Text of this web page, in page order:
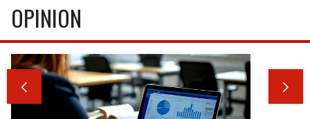
OPINION
 